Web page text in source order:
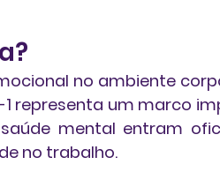
no ambiente
1 representa um marco
mental entram
no trabalho.